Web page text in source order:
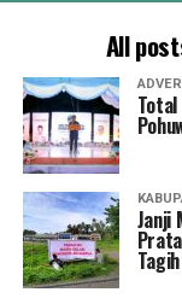
All
Janji